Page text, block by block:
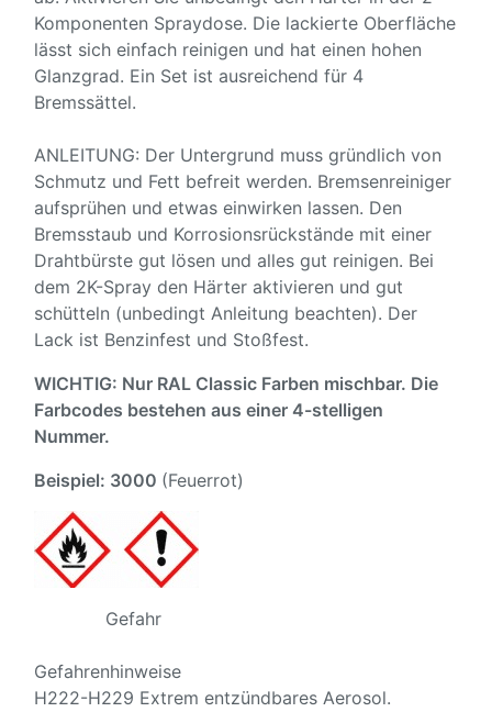
Komponenten Spraydose. Die lackierte Oberfläche
lässt sich einfach reinigen und hat einen hohen
Glanzgrad. Ein Set ist ausreichend für 4
Bremssättel.
ANLEITUNG: Der Untergrund muss gründlich von
Schmutz und Fett befreit werden. Bremsenreiniger
aufsprühen und etwas einwirken lassen. Den
Bremsstaub und Korrosionsrückstände mit einer
Drahtbürste gut lösen und alles gut reinigen. Bei
dem 2K-Spray den Härter aktivieren und gut
schütteln (unbedingt Anleitung beachten). Der
Lack ist Benzinfest und Stoßfest.
WICHTIG: Nur RAL Classic Farben mischbar. Die
Farbcodes bestehen aus einer 4-stelligen
Nummer.
Beispiel: 3000 (Feuerrot)
Gefahr
Gefahrenhinweise
H222-H229 Extrem entzündbares Aerosol.